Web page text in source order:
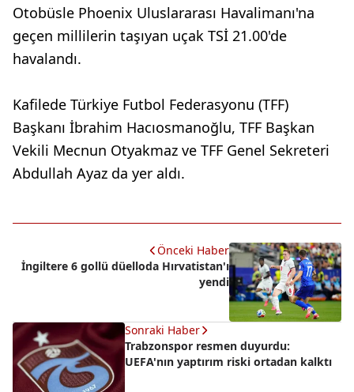
Otobüsle Phoenix Uluslararası Havalimanı'na
geçen millilerin taşıyan uçak TSİ 21.00'de
havalandı.
Kafilede Türkiye Futbol Federasyonu (TFF)
Başkanı İbrahim Hacıosmanoğlu, TFF Başkan
Vekili Mecnun Otyakmaz ve TFF Genel Sekreteri
Abdullah Ayaz da yer aldı.
Önceki Haber
İngiltere 6 gollü düelloda Hırvatistan'ı
yendi
Sonraki Haber
Trabzonspor resmen duyurdu:
UEFA'nın yaptırım riski ortadan kalktı